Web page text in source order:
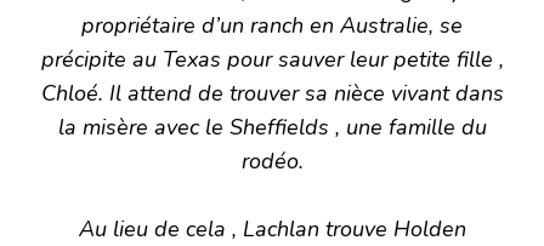
propriétaire d’un ranch en Australie, se
précipite au Texas pour sauver leur petite fille ,
Chloé. Il attend de trouver sa nièce vivant dans
la misère avec le Sheffields , une famille du
rodéo.
Au lieu de cela , Lachlan trouve Holden